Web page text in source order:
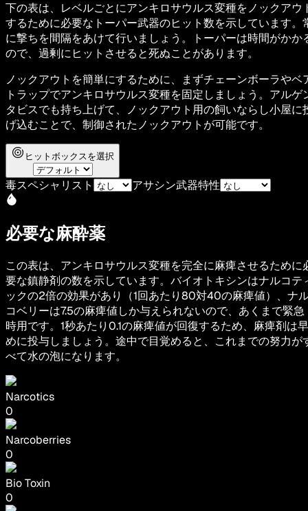
下の表は、レベルごとにアンキロサウルス変種をノックアウ
するために必要なトーパー武器のヒット数を示しています。
に撃ちを間隔をあけて行いましょう。トーパーは時間がかか
ので、過剰にヒットさせると死ぬことがあります。
ノックアウトを簡単にするために、まずチェーンボーラやベ
トラップでアンキロサウルス変種を固定しましょう。アルゲ
タビスでも持ち上げて、ノックアウト用の飼いならし小屋に
げ込むことで、制御されたノックアウトが可能です。
ヒットボックスを選択
毒スペシャリスト アサシン武器特性
必要な麻酔薬
この表は、アンキロサウルス変種を完全に麻痺させるために
要な鎮静剤の数を示しています。バイオトキシンはナルコテ
ックの2倍の効果があり（1回あたり80対40の麻痺値）、ナ
コベリーは7.5の麻痺値しか与えられないので、あくまで緊急
時用です。1秒あたり0.1の麻痺値が回復するため、麻痺剤は早
めに投与しましょう。途中で目覚めると、これまでの努力が
べて水の泡になります。
Narcotics
0
Narcoberries
0
Bio Toxin
0